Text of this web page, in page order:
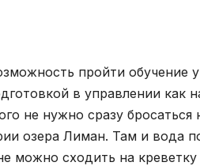
пройти обучение
в управлении как
не нужно сразу
озера Лиман. Там и вода
можно сходить на